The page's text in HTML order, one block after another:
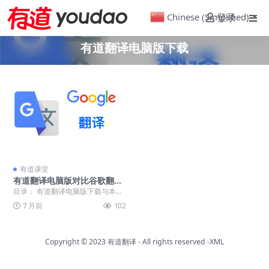
登录
有道翻译电脑版下载
有道课堂
有道翻译电脑版对比谷歌翻译
中文本地化优势与准确率深度
目录： 有道翻译电脑版下载与本地
化功能初探 翻译准确率深度对比评
测 桌面版软件体...
7 月前 102
Copyright © 2023有道翻译- All rights reserved -XML
Chinese (Simplified) ▼